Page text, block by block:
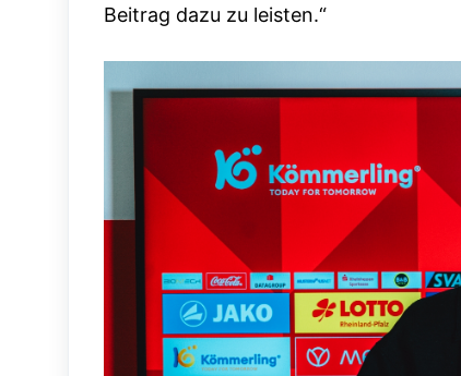
Beitrag dazu zu leisten.“